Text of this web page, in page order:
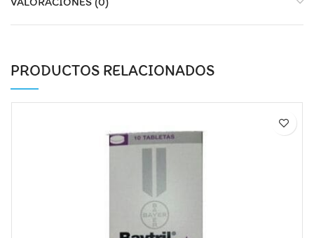
PRODUCTOS RELACIONADOS